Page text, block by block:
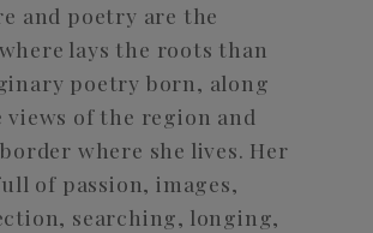
and poetry are the
lays the roots than
poetry born, along
of the region and
where she lives. Her
of passion, images,
searching, longing,